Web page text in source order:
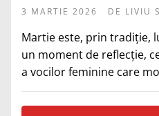
3 MARTIE 2026 DE LIVIU
Martie este, prin tradiție,
un moment de reflecție,
a vocilor feminine care